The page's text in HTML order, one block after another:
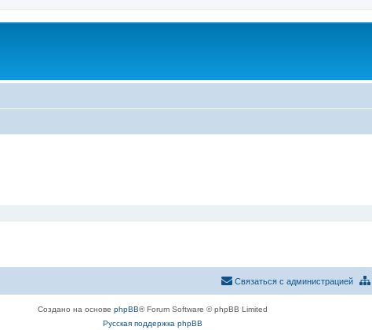
Связаться с администрацией
Создано на основе phpBB® Forum Software © phpBB Limited
Русская поддержка phpBB